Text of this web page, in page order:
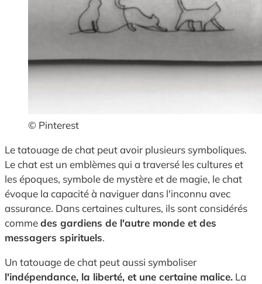
© Pinterest
Le tatouage de chat peut avoir plusieurs symboliques.
Le chat est un emblèmes qui a traversé les cultures et
les époques, symbole de mystère et de magie, le chat
évoque la capacité à naviguer dans l'inconnu avec
assurance. Dans certaines cultures, ils sont considérés
commedes gardiens de l'autre monde et des
messagers spirituels.
Un tatouage de chat peut aussi symboliser
l'indépendance, la liberté, et une certaine malice. La